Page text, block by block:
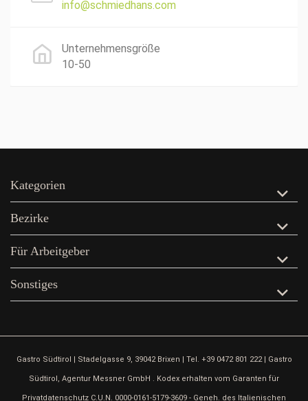
info@schmiedhans.com
Unternehmensgröße
10-50
Kategorien
Bezirke
Für Arbeitgeber
Sonstiges
Gastro Südtirol | Stadelgasse 9, 39042 Brixen | Tel. +39 0472 801 222 | Gastro
Südtirol, Agentur Messner GmbH . Kodex erhalten vom Garanten für
Privatdatenschutz C.U.N. 0000-0161-5179-3609 - Geneh. des Italienischen